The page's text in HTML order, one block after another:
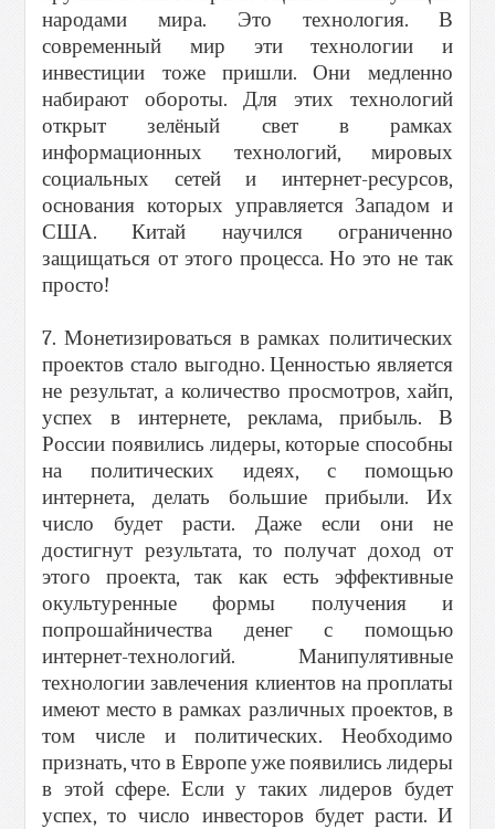
народами мира. Это технология. В
современный мир эти технологии и
инвестиции тоже пришли. Они медленно
набирают обороты. Для этих технологий
открыт зелёный свет в рамках
информационных технологий, мировых
социальных сетей и интернет-ресурсов,
основания которых управляется Западом и
США. Китай научился ограниченно
защищаться от этого процесса. Но это не так
просто!
7. Монетизироваться в рамках политических
проектов стало выгодно. Ценностью является
не результат, а количество просмотров, хайп,
успех в интернете, реклама, прибыль. В
России появились лидеры, которые способны
на политических идеях, с помощью
интернета, делать большие прибыли. Их
число будет расти. Даже если они не
достигнут результата, то получат доход от
этого проекта, так как есть эффективные
окультуренные формы получения и
попрошайничества денег с помощью
интернет-технологий. Манипулятивные
технологии завлечения клиентов на проплаты
имеют место в рамках различных проектов, в
том числе и политических. Необходимо
признать, что в Европе уже появились лидеры
в этой сфере. Если у таких лидеров будет
успех, то число инвесторов будет расти. И